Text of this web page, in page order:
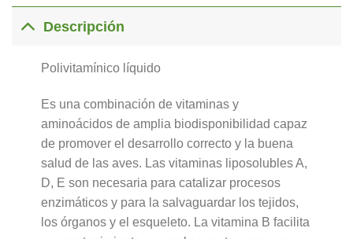
Descripción
Polivitamínico líquido
Es una combinación de vitaminas y
aminoácidos de amplia biodisponibilidad capaz
de promover el desarrollo correcto y la buena
salud de las aves. Las vitaminas liposolubles A,
D, E son necesaria para catalizar procesos
enzimáticos y para la salvaguardar los tejidos,
los órganos y el esqueleto. La vitamina B facilita